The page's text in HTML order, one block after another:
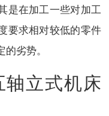
是在加工一些对加工
要求相对较低的零件
劣势。
立式机床